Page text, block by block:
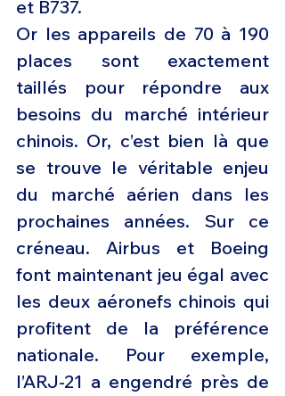
et B737.
Or les appareils de 70 à 190
places sont exactement
taillés pour répondre aux
besoins du marché intérieur
chinois. Or, c’est bien là que
se trouve le véritable enjeu
du marché aérien dans les
prochaines années. Sur ce
créneau. Airbus et Boeing
font maintenant jeu égal avec
les deux aéronefs chinois qui
profitent de la préférence
nationale. Pour exemple,
l’ARJ-21 a engendré près de